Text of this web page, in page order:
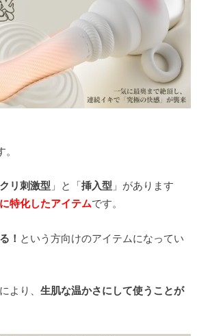
。
クリ刺激型 」と「挿入型 」があります
特化したアイテムです。
！ という方向けのアイテムになってい
より、 生肌な温かさにして使うことが